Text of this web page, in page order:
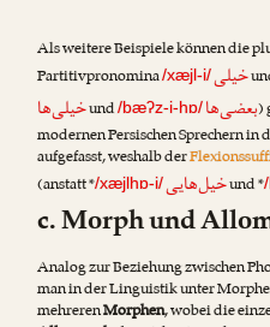
Als weitere Beispiele können die
Partitivpronomina/xæjl-i/خیلی
خیلی‌هاund/bæʔz-i-hɒ/ بعضی‌ها)
modernen Persischen Sprechern
aufgefasst, weshalb der
(anstatt */xæjlhɒ-i/خیل‌هاییund *
c. Morph und
Analog zur Beziehung zwischen
man in der Linguistik unter
mehrerenMorphen, wobei die